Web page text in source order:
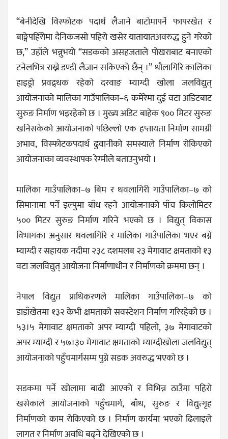
“बेनीदेखि विस्फोटक पदार्थ लैजाने बाटोमापर्ने फापरखेत र
बाङ्गेपहिरोेमा दैनिकजसो पहिरो खसेर यातायातअवरुद्ध हुने गरेको
छ,” उहाँले भन्नुभयो “सडकको असहजताले पोखराबाट बनाएको
टनेलभित्र राख्ने डण्डी लैजान सकिएको छैन् ।” धौलागिरि कालिका
हाइड्रो प्रवद्र्धक रहेको दरवाङ म्याग्दी खोला जलविद्युत्
आयोजनाको मालिका गाउँपालिका–६ कमेरेमा दुई वटा अडिटबाट
सुरुङ निर्माण भइरहेको छ । मुख्य अडिट बाहेक ९०० मिटर सुरुङ
खनिसकेको आयोजनाको पछिल्लो एक हप्तायता निर्माण सामग्री
अभाव, विस्फोटकपदार्थ ढुवानीको समस्याले निर्माण रोकिएको
आयोजनाका व्यवस्थापक रेग्मीले बताउनुभयो ।
मालिका गाउँपालिका–७ बिम र धवलागिरी गाउँपालिका–७ को
सिमानामा पर्ने इल्पुमा बाँध रहने आयोजनाको पाँच किलोमिटर
५०० मिटर सुरुङ निर्माण गरिने भएको छ । विद्युत् विकास
विभागका अनुसार धवलागिरि र मालिका गाउँपालिका भएर बग्ने
म्याग्दी र सहायक नदीमा २३८ दशमलब २३ मेगावाट क्षमताको १३
वटा जलविद्युत् आयोजना निर्माणाधीन र निर्माणको क्रममा छन् ।
नेपाल विद्युत प्राधिकरणले मालिका गाउँपालिका–७ को
डाडाँखेतमा १३२ केभी क्षमताको सवस्टेशन निर्माण गरिरहेको छ ।
५३।५ मेगावाट क्षमताको अपर म्याग्दी पहिलो, ३७ मेगावाटको
अपर म्याग्दी र ५७।३० मेगावाट क्षमताको म्याग्दीखोला जलविद्युत्
आयोजनाको पहुँचमार्गसम्म पुग्ने सडक अवरुद्ध भएको छ ।
सडकमा पर्ने खोलामा बाढी आएको र विभिन्न ठाउँमा पहिरो
खसेकाले आयोजनाको पहुँचमार्ग, बाँध, सुरुङ र विद्युत्गृह
निर्माणको काम रोकिएको छ । निर्माण कार्यमा भएको ढिलाइले
लागत र निर्माण अवधि बढ्ने देखिएको छ ।